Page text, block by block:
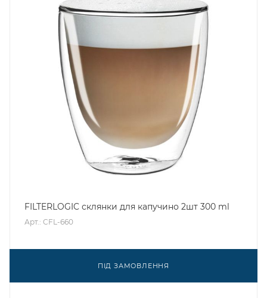
FILTERLOGIC склянки для капучино 2шт 300 ml
Арт.: CFL-660
ПІД ЗАМОВЛЕННЯ